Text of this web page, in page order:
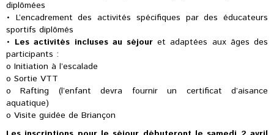
diplômées
• L’encadrement des activités spécifiques par des éducateurs
sportifs diplômés
• Les activités incluses au séjour et adaptées aux âges des
participants :
o Initiation à l’escalade
o Sortie VTT
o Rafting (l’enfant devra fournir un certificat d’aisance
aquatique)
o Visite guidée de Briançon